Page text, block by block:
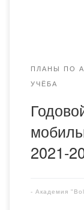
ПЛАНЫ ПО
УЧЁБА
2021-
- Академия